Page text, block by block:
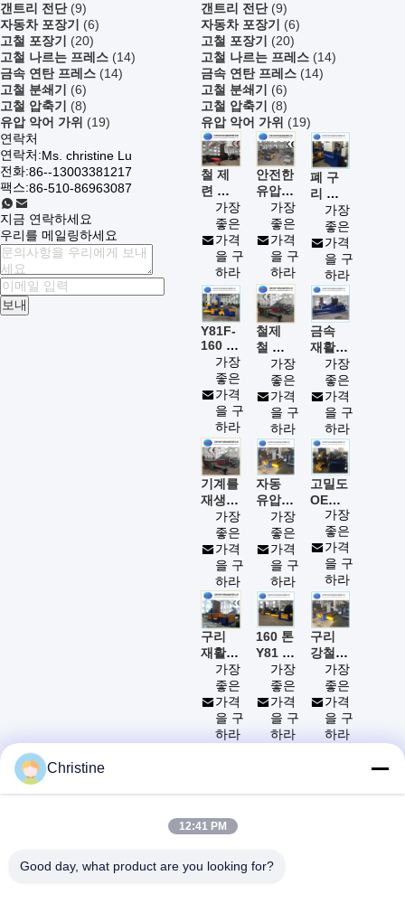
갠트리 전단(9)
자동차 포장기
(6)
고철 포장기
(20)
고철 나르는 프레스 (14)
금속 연탄 프레스 (14)
고철 분쇄기
(6)
고철 압축기
(8)
유압 악어 가위 (19)
연락처
연락처:Ms. christine Lu
전화:86--13003381217
팩스:86-510-86963087
지금 연락하세요
우리를 메일링하세요
보내
갠트리 전단(9)
자동차 포장기
(6)
고철 포장기
(20)
고철 나르는 프레스 (14)
금속 연탄 프레스 (14)
고철 분쇄기
(6)
고철 압축기
(8)
유압 악어 가위 (19)
철 제
련 산
업을
위한
400 톤
유압
포장기
기계
가장
좋은
가격
을 구
하라
안전한
유압
포장기
기계,
무쇠
알루미
늄 작
은 조
각 압
박 기
계
가장
좋은
가격
을 구
하라
폐 구
리 유
압 스
크랩
나르는
프레스
기계
가장
좋은
가격
을 구
하라
Y81F-
160 자
동 유
압 포
장기
기계
320X320
350X350
가장
좋은
가격
을 구
하라
철제
철 금
속 유
압 포
장기
기계
가장
좋은
가격
을 구
하라
금속
재활용
을 위
한 200
톤 유
압 스
크랩
프레스
기계
가장
좋은
가격
을 구
하라
기계를
재생하
는 세
SGS
Y81 금
속 조
각 쓰
레기
압축
분쇄
기/금
속 금
속 조
각
가장
좋은
가격
을 구
하라
자동
유압
철 스
크랩
프레스
기계
Y81-
125
가장
좋은
가격
을 구
하라
고밀도
OEM
금속
조각
포장기
기계
Y81-
200
가장
좋은
가격
을 구
하라
구리
재활용
을 위
Y81T-
315 금
속 조
가장
좋은
가격
을 구
하라
160 톤
Y81 유
압 금
속 조
각 포
장기
기계
가장
좋은
가격
을 구
하라
구리
강철
알루미
UBC
깡통을
위한
조각
가장
좋은
가격
을 구
하라
Christine
12:41 PM
Good day, what product are you looking for?